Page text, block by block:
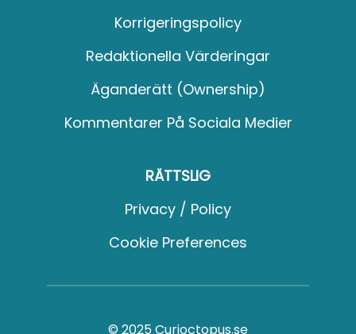
Korrigeringspolicy
Redaktionella Värderingar
Äganderätt (Ownership)
Kommentarer På Sociala Medier
RÄTTSLIG
Privacy / Policy
Cookie Preferences
© 2025 Curioctopus.se